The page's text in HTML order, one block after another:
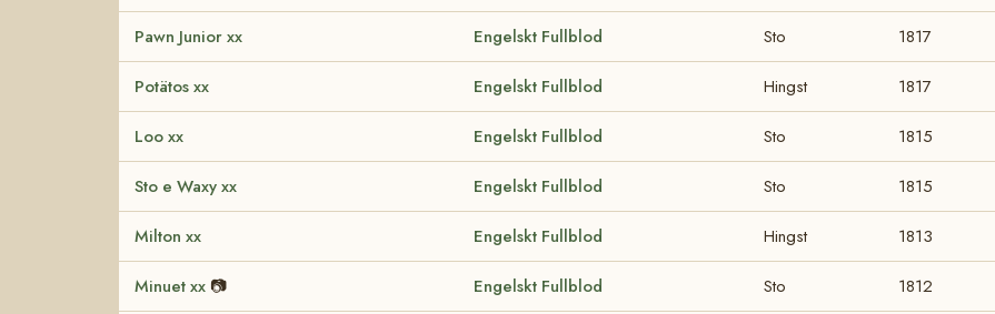
Pawn Junior xx Engelskt Fullblod Sto 1817
Potätos xx Engelskt Fullblod Hingst 1817
Loo xx Engelskt Fullblod Sto 1815
Sto e Waxy xx Engelskt Fullblod Sto 1815
Milton xx Engelskt Fullblod Hingst 1813
Minuet xx 📷 Engelskt Fullblod Sto 1812